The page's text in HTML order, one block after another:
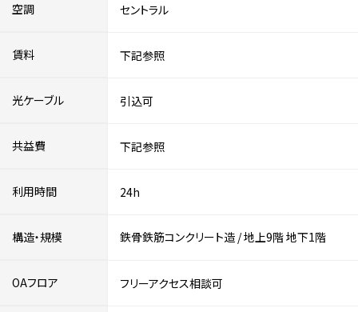
空調 セントラル
賃料 下記参照
光ケーブル 引込可
共益費 下記参照
利用時間 24h
構造・規模 鉄骨鉄筋コンクリート造 /地上9階地下1階
OAフロア フリーアクセス相談可